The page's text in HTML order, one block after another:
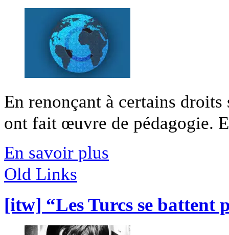
En renonçant à certains
ont fait œuvre de pédagogie.
En savoir plus
Old Links
[itw] “Les Turcs se battent